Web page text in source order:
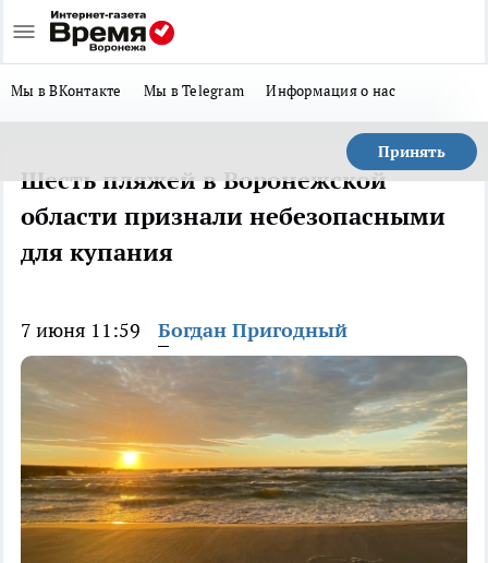
Мы в ВКонтакте Мы в Telegram Информация о нас
Принять
Шесть пляжей в Воронежской
области признали небезопасными
для купания
7 июня 11:59 Богдан Пригодный